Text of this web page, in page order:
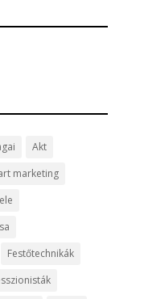
Akt
marketing
Festőtechnikák